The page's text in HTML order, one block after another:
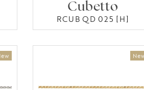
Cubetto
RCUB QD 025 [H]